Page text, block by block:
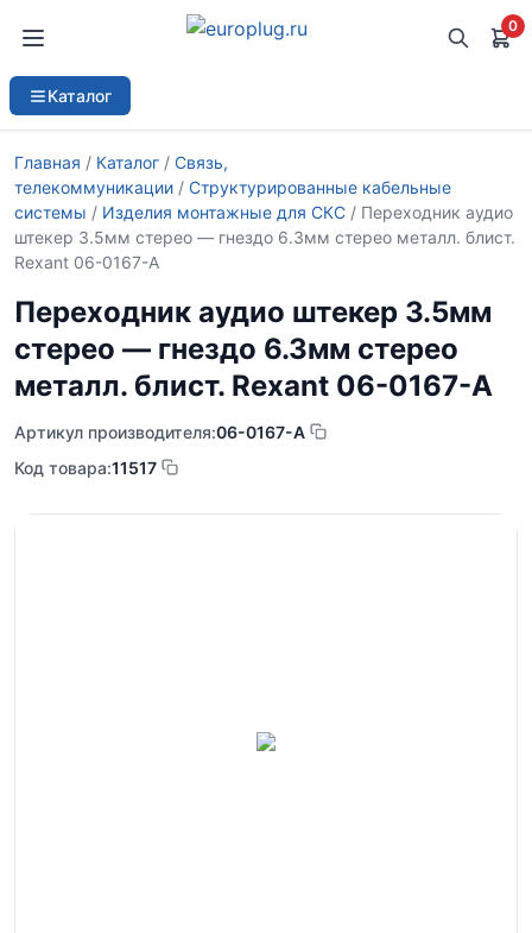
0
Каталог
Главная / Каталог / Связь,
телекоммуникации / Структурированные кабельные
системы / Изделия монтажные для СКС / Переходник аудио
штекер 3.5мм стерео — гнездо 6.3мм стерео металл. блист.
Rexant 06-0167-A
Переходник аудио штекер 3.5мм
стерео — гнездо 6.3мм стерео
металл. блист. Rexant 06-0167-A
Артикул производителя:06-0167-A
Код товара:11517